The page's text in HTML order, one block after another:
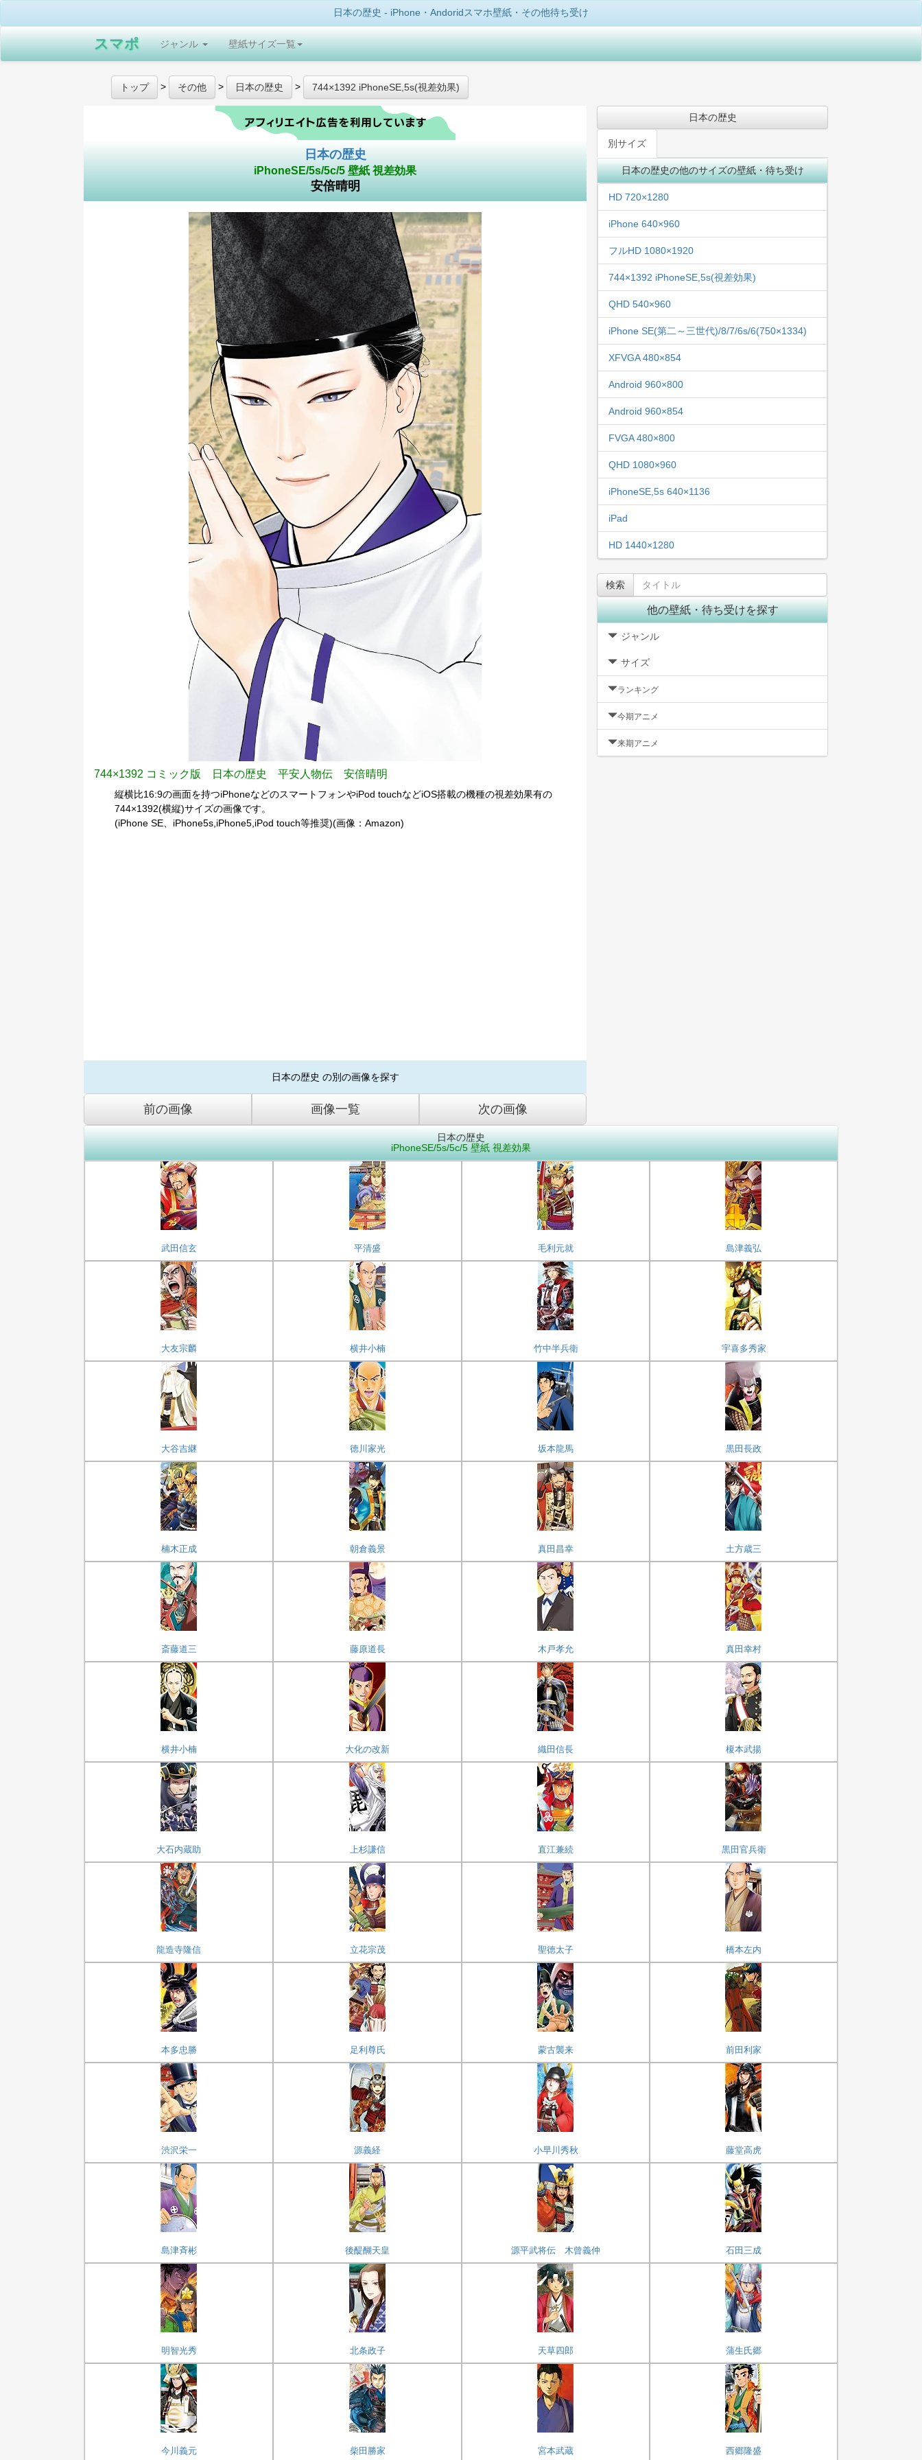
日本の歴史 - iPhone・Andoridスマホ壁紙・その他待ち受け
スマポ ジャンル 壁紙サイズ一覧
トップ > その他 > 日本の歴史 > 744×1392 iPhoneSE,5s(視差効果)
日本の歴史
iPhoneSE/5s/5c/5 壁紙 視差効果
安倍晴明
744×1392 コミック版 日本の歴史 平安人物伝 安倍晴明
縦横比16:9の画面を持つiPhoneなどのスマートフォンやiPod touchなどiOS搭載の機種の視差効果有の
744×1392(横縦)サイズの画像です。
(iPhone SE、iPhone5s,iPhone5,iPod touch等推奨)(画像：Amazon)
日本の歴史 の別の画像を探す
前の画像 画像一覧 次の画像
日本の歴史
別サイズ
日本の歴史の他のサイズの壁紙・待ち受け
HD 720×1280
iPhone 640×960
フルHD 1080×1920
744×1392 iPhoneSE,5s(視差効果)
QHD 540×960
iPhone SE(第二～三世代)/8/7/6s/6(750×1334)
XFVGA 480×854
Android 960×800
Android 960×854
FVGA 480×800
QHD 1080×960
iPhoneSE,5s 640×1136
iPad
HD 1440×1280
他の壁紙・待ち受けを探す
ジャンル
サイズ
ランキング
今期アニメ
来期アニメ
日本の歴史
iPhoneSE/5s/5c/5 壁紙 視差効果
武田信玄 平清盛 毛利元就 島津義弘
大友宗麟 横井小楠 竹中半兵衛 宇喜多秀家
大谷吉継 徳川家光 坂本龍馬 黒田長政
楠木正成 朝倉義景 真田昌幸 土方歳三
斎藤道三 藤原道長 木戸孝允 真田幸村
横井小楠 大化の改新 織田信長 榎本武揚
大石内蔵助 上杉謙信 直江兼続 黒田官兵衛
龍造寺隆信 立花宗茂 聖徳太子 橋本左内
本多忠勝 足利尊氏 蒙古襲来 前田利家
渋沢栄一 源義経 小早川秀秋 藤堂高虎
島津斉彬 後醍醐天皇 源平武将伝 木曾義仲 石田三成
明智光秀 北条政子 天草四郎 蒲生氏郷
今川義元 柴田勝家 宮本武蔵 西郷隆盛